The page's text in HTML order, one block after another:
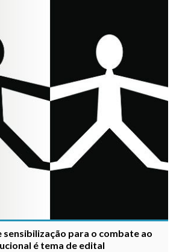
sensibilização para o combate ao
é tema de edital